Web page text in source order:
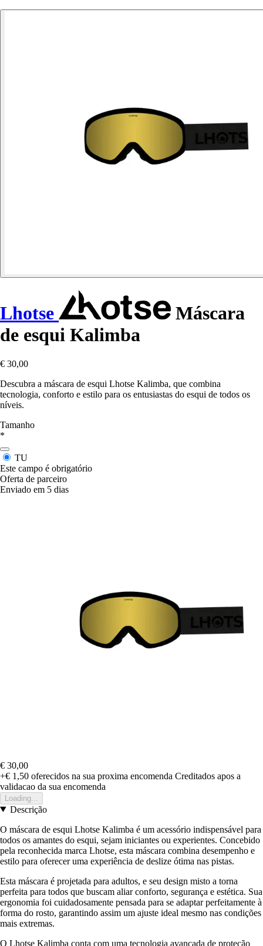
Lhotse
Máscara
de esqui Kalimba
€ 30,00
Descubra a máscara de esqui Lhotse Kalimba, que combina
tecnologia, conforto e estilo para os entusiastas do esqui de todos os
níveis.
Tamanho
*
TU
Este campo é obrigatório
Oferta de parceiro
Enviado em 5 dias
€ 30,00
+€ 1,50 oferecidos na sua proxima encomenda Creditados apos a
validacao da sua encomenda
Loading...
Descrição
O máscara de esqui Lhotse Kalimba é um acessório indispensável para
todos os amantes do esqui, sejam iniciantes ou experientes. Concebido
pela reconhecida marca Lhotse, esta máscara combina desempenho e
estilo para oferecer uma experiência de deslize ótima nas pistas.
Esta máscara é projetada para adultos, e seu design misto a torna
perfeita para todos que buscam aliar conforto, segurança e estética. Sua
ergonomia foi cuidadosamente pensada para se adaptar perfeitamente à
forma do rosto, garantindo assim um ajuste ideal mesmo nas condições
mais extremas.
O Lhotse Kalimba conta com uma tecnologia avançada de proteção